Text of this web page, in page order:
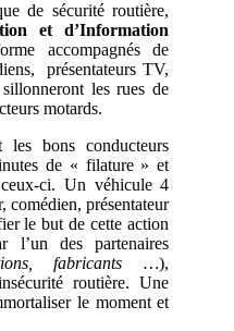
de sécurité routière,
et d’Information
accompagnés de
présentateurs TV,
les rues de
motards.
les bons conducteurs
de « filature » et
ci. Un véhicule 4
comédien, présentateur
le but de cette action
l’un des partenaires
fabricants …),
routière. Une
le moment et